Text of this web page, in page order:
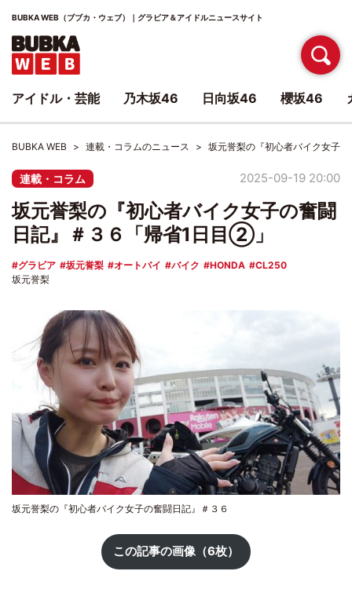
BUBKA WEB（ブブカ・ウェブ）｜グラビア＆アイドルニュースサイト
BUBKA WEB 連載・コラムのニュース 坂元誉梨の『初心者バイク女子
連載・コラム 2025-09-19 20:00
坂元誉梨の『初心者バイク女子の奮闘
日記』＃３６「帰省1日目②」
グラビア 坂元誉梨 オートバイ バイク HONDA
CL250
坂元誉梨
坂元誉梨の『初心者バイク女子の奮闘日記』＃３６
この記事の画像（6枚）
アイドル・芸能 乃木坂46 日向坂46 櫻坂46